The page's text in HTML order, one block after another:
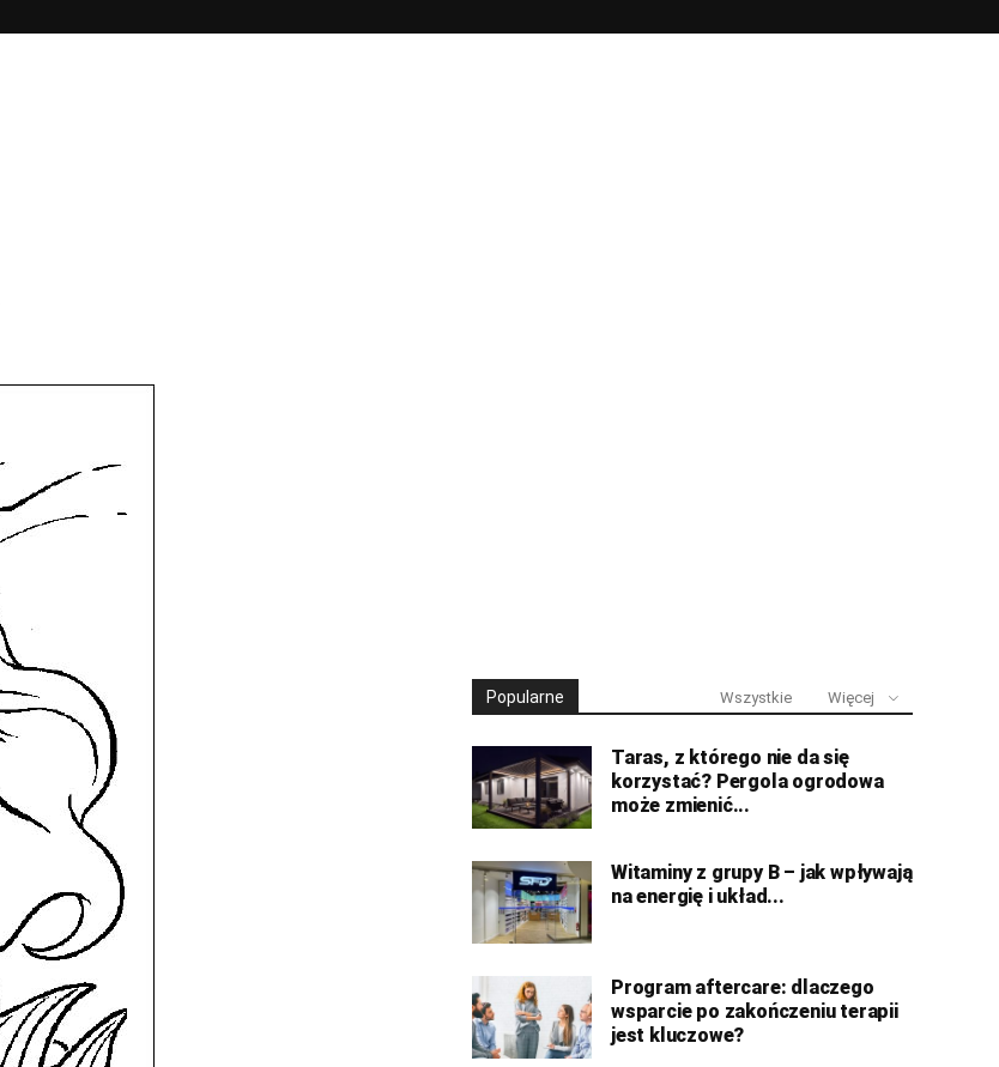
Popularne Wszystkie Więcej
Taras, z którego nie da się
korzystać? Pergola ogrodowa
może zmienić...
Witaminy z grupy B – jak wpływają
na energię i układ...
Program aftercare: dlaczego
wsparcie po zakończeniu terapii
jest kluczowe?